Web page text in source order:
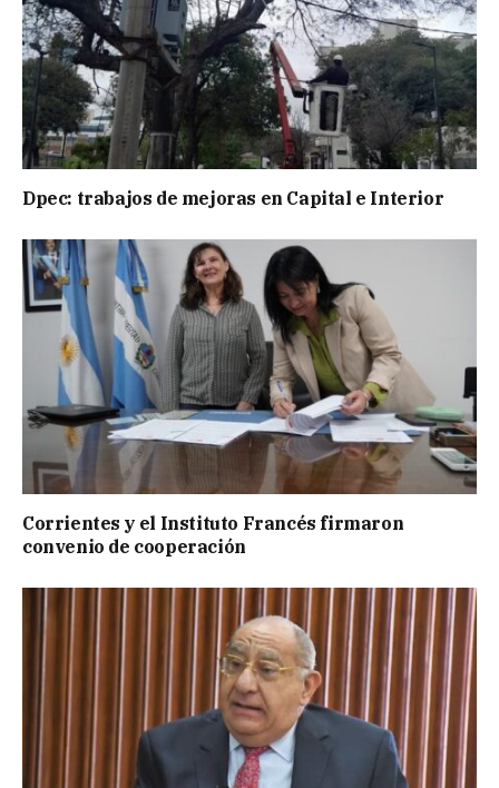
Dpec: trabajos de mejoras en Capital e Interior
Corrientes y el Instituto Francés firmaron
convenio de cooperación